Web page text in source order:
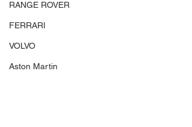
RANGE ROVER
FERRARI
VOLVO
Aston Martin